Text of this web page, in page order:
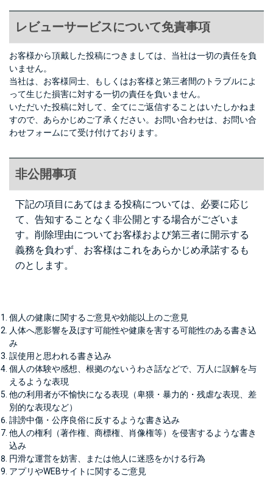
レビューサービスについて免責事項
お客様から頂戴した投稿につきましては、当社は一切の責任を負
いません。
当社は、お客様同士、もしくはお客様と第三者間のトラブルによ
って生じた損害に対する一切の責任を負いません。
いただいた投稿に対して、全てにご返信することはいたしかねま
すので、あらかじめご了承ください。お問い合わせは、 お問い合
わせフォームにて受け付けております。
非公開事項
下記の項目にあてはまる投稿については、必要に応じ
て、告知することなく非公開とする場合がございま
す。削除理由についてお客様および第三者に開示する
義務を負わず、お客様はこれをあらかじめ承諾するも
のとします。
個人の健康に関するご意見や効能以上のご意見
人体へ悪影響を及ぼす可能性や健康を害する可能性のある書き込
み
誤使用と思われる書き込み
個人の体験や感想、根拠のないうわさ話などで、万人に誤解を与
えるような表現
他の利用者が不愉快になる表現（卑猥・暴力的・残虐な表現、差
別的な表現など）
誹謗中傷・公序良俗に反するような書き込み
他人の権利（著作権、商標権、肖像権等）を侵害するような書き
込み
円滑な運営を妨害、または他人に迷惑をかける行為
アプリやWEBサイトに関するご意見